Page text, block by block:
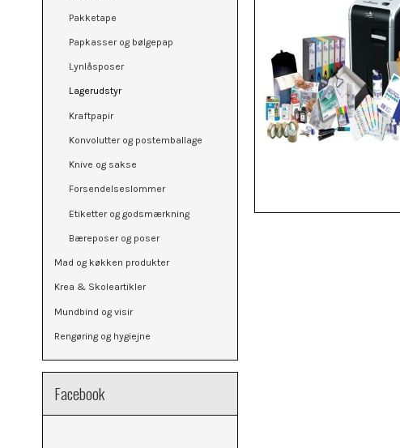
Pakketape
Papkasser og bølgepap
Lynlåsposer
Lagerudstyr
Kraftpapir
Konvolutter og postemballage
Knive og sakse
Forsendelseslommer
Etiketter og godsmærkning
Bæreposer og poser
Mad og køkken produkter
Krea & Skoleartikler
Mundbind og visir
Rengøring og hygiejne
Facebook